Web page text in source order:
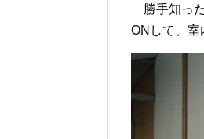
勝手知った
ONして、室